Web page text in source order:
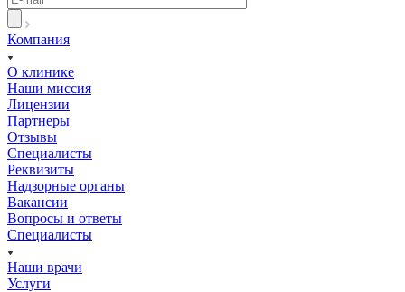
Компания
О клинике
Наши миссия
Лицензии
Партнеры
Отзывы
Специалисты
Реквизиты
Надзорные органы
Вакансии
Вопросы и ответы
Специалисты
Наши врачи
Услуги